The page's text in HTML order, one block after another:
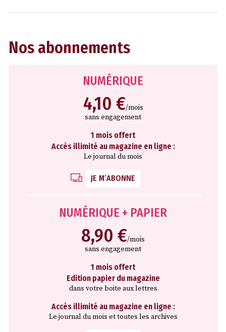
Nos abonnements
NUMÉRIQUE
4,10 €/mois
sans engagement
1 mois offert
Accès illimité au magazine en ligne :
Le journal du mois
JE M’ABONNE
NUMÉRIQUE + PAPIER
8,90 €/mois
sans engagement
1 mois offert
Edition papier du magazine
dans votre boite aux lettres
Accès illimité au magazine en ligne :
Le journal du mois et toutes les archives